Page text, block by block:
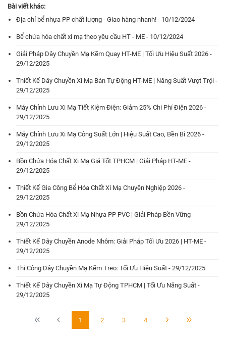
Bài viết khác:
Địa chỉ bể nhựa PP chất lượng - Giao hàng nhanh! - 10/12/2024
Bể chứa hóa chất xi mạ theo yêu cầu HT - ME - 10/12/2024
Giải Pháp Dây Chuyền Mạ Kẽm Quay HT-ME | Tối Ưu Hiệu Suất 2026 -
29/12/2025
Thiết Kế Dây Chuyền Xi Mạ Bán Tự Động HT-ME | Năng Suất Vượt Trội -
29/12/2025
Máy Chỉnh Lưu Xi Mạ Tiết Kiệm Điện: Giảm 25% Chi Phí Điện 2026 -
29/12/2025
Máy Chỉnh Lưu Xi Mạ Công Suất Lớn | Hiệu Suất Cao, Bền Bỉ 2026 -
29/12/2025
Bồn Chứa Hóa Chất Xi Mạ Giá Tốt TPHCM | Giải Pháp HT-ME -
29/12/2025
Thiết Kế Gia Công Bể Hóa Chất Xi Mạ Chuyên Nghiệp 2026 -
29/12/2025
Bồn Chứa Hóa Chất Xi Mạ Nhựa PP PVC | Giải Pháp Bền Vững -
29/12/2025
Thiết Kế Dây Chuyền Anode Nhôm: Giải Pháp Tối Ưu 2026 | HT-ME -
29/12/2025
Thi Công Dây Chuyền Mạ Kẽm Treo: Tối Ưu Hiệu Suất - 29/12/2025
Thiết Kế Dây Chuyền Xi Mạ Tự Động TPHCM | Tối Ưu Năng Suất -
29/12/2025
1 2 3 4